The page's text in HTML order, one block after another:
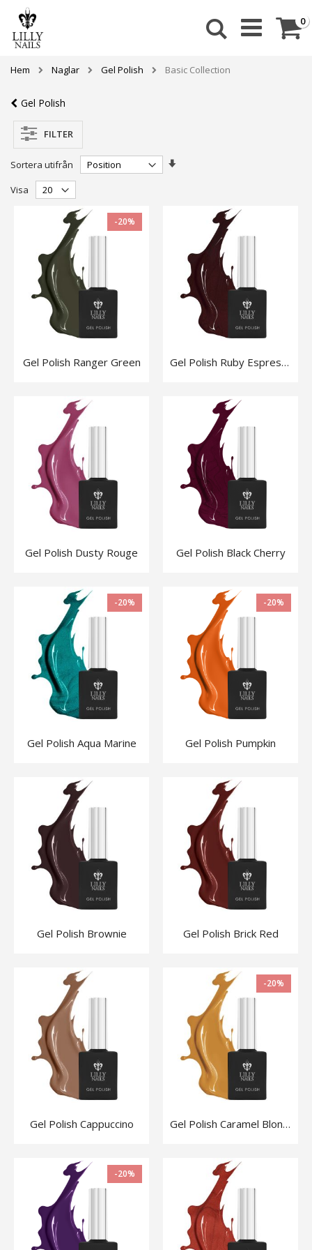
Skip
Content
0
Sök
Hem Naglar Gel Polish Basic Collection
Sortera utifrån
Stigande
Visa
-20%
Gel Polish Ranger Green Gel Polish Ruby Espresso
Gel Polish Dusty Rouge Gel Polish Black Cherry
-20%
Gel Polish Aqua Marine
-20%
Gel Polish Pumpkin
Gel Polish Brownie Gel Polish Brick Red
Gel Polish Cappuccino
-20%
Gel Polish Caramel Blondie
-20%
Gel Polish
FILTER